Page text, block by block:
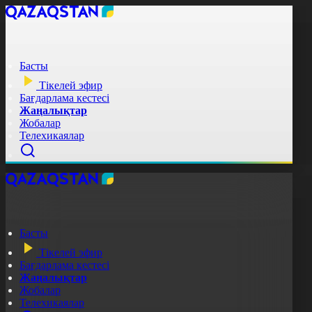
Басты
Тікелей эфир
Бағдарлама кестесі
Жаңалықтар
Жобалар
Телехикаялар
Басты
Тікелей эфир
Бағдарлама кестесі
Жаңалықтар
Жобалар
Телехикаялар